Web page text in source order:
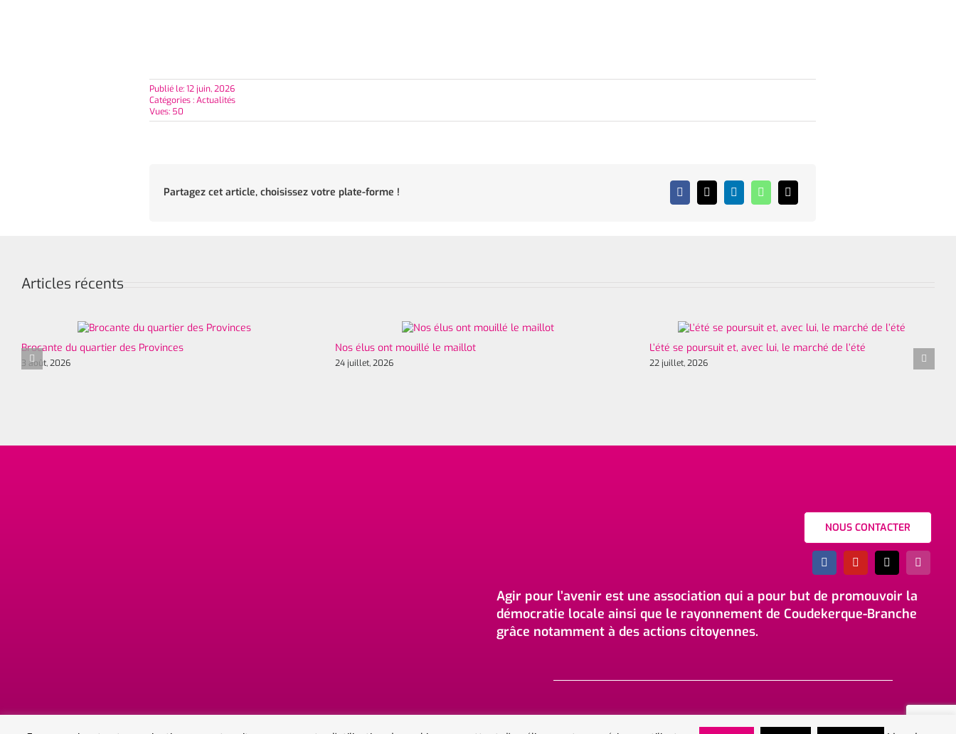
Publié le: 12 juin, 2026
Catégories :Actualités
Vues: 50
Partagez cet article, choisissez votre plate-forme !
Articles récents
Brocante du quartier des Provinces
3 août, 2026
Nos élus ont mouillé le maillot
24 juillet, 2026
L’été se poursuit et, avec lui, le marché de l’été
22 juillet, 2026
NOUS CONTACTER
Agir pour l’avenir est une association qui a pour but de promouvoir la
démocratie locale ainsi que le rayonnement de Coudekerque-Branche
grâce notamment à des actions citoyennes.
15 rue Gustave Fontaine